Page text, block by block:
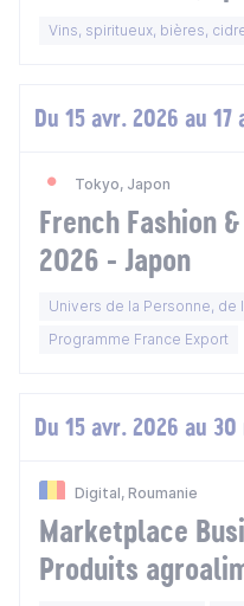
cidres et
Vins, spiritueux, bières,
Du 15 avr. 2026 au 17
Tokyo, Japon
French Fashion
2026 - Japon
Univers de la Personne,
Programme France Export
Du 15 avr. 2026 au
Digital, Roumanie
Marketplace
Produits